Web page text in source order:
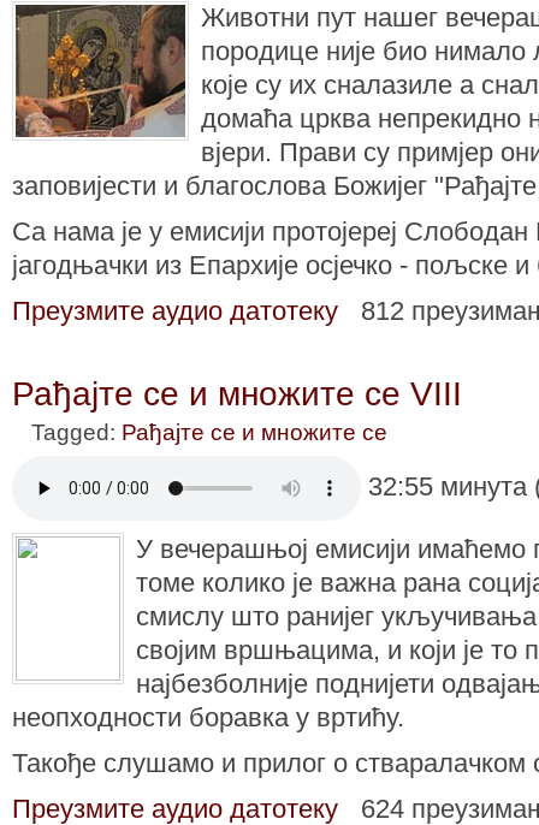
Животни пут нашег
породице није био
које су их сналазиле а
домаћа црква непрекидно
вјери. Прави су примјер
заповијести и благослова Божијег
Са нама је у емисији протојереј Слободан
јагодњачки из Епархије осјечко - пољске
Преузмите аудио датотеку
812
Рађајте се и множите се VIII
Tagged: Рађајте се и множите се
32:55
У вечерашњој емисији
томе колико је важна рана
смислу што ранијег
својим вршњацима, и који је то
најбезболније поднијети
неопходности боравка у вртићу.
Такође слушамо и прилог о стваралачком
Преузмите аудио датотеку
624